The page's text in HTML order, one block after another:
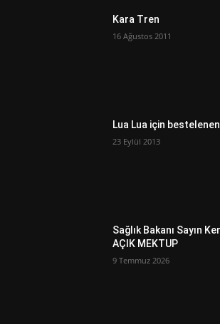
Kara Tren
16 Ağustos 2011
Lua Lua için
23 Eylül 2013
Sağlık Bakanı Sayın
AÇIK MEKTUP
9 Temmuz 2026